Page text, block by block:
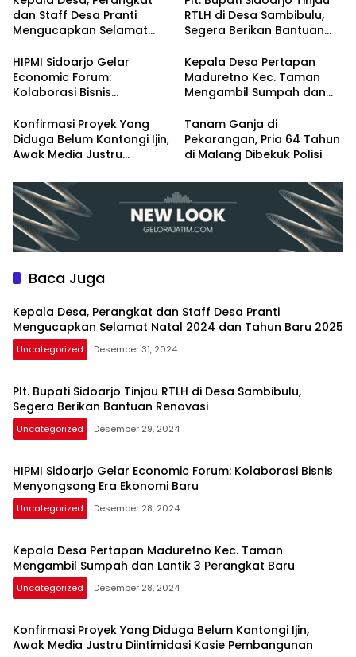
dan Staff Desa Pranti
Mengucapkan Selamat
Baru 2025
RTLH di Desa Sambibulu,
Segera Berikan Bantuan
HIPMI Sidoarjo Gelar
Economic Forum:
Kolaborasi Bisnis
Baru
Kepala Desa Pertapan
Maduretno Kec. Taman
Mengambil Sumpah dan
Konfirmasi Proyek Yang
Diduga Belum Kantongi Ijin,
Awak Media Justru
Pembangunan
Tanam Ganja di
Pekarangan, Pria 64 Tahun
di Malang Dibekuk Polisi
Baca Juga
Kepala Desa, Perangkat dan Staff Desa Pranti
Mengucapkan Selamat Natal 2024 dan Tahun Baru 2025
Uncategorized Desember 31, 2024
Plt. Bupati Sidoarjo Tinjau RTLH di Desa Sambibulu,
Segera Berikan Bantuan Renovasi
Uncategorized Desember 29, 2024
HIPMI Sidoarjo Gelar Economic Forum: Kolaborasi Bisnis
Menyongsong Era Ekonomi Baru
Uncategorized Desember 28, 2024
Kepala Desa Pertapan Maduretno Kec. Taman
Mengambil Sumpah dan Lantik 3 Perangkat Baru
Uncategorized Desember 28, 2024
Konfirmasi Proyek Yang Diduga Belum Kantongi Ijin,
Awak Media Justru Diintimidasi Kasie Pembangunan